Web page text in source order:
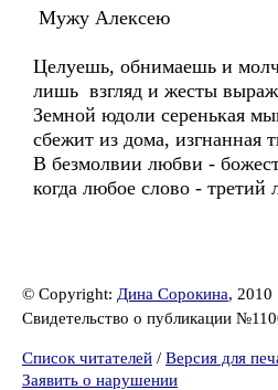
Мужу Алексею
Целуешь, обнимаешь и
лишь взгляд и жесты
Земной юдоли серенькая
сбежит из дома, изгнанная
В безмолвии любви -
когда любое слово -
© Copyright: Дина Сорокина, 2010
Свидетельство о публикации
Список читателей / Версия для
Заявить о нарушении